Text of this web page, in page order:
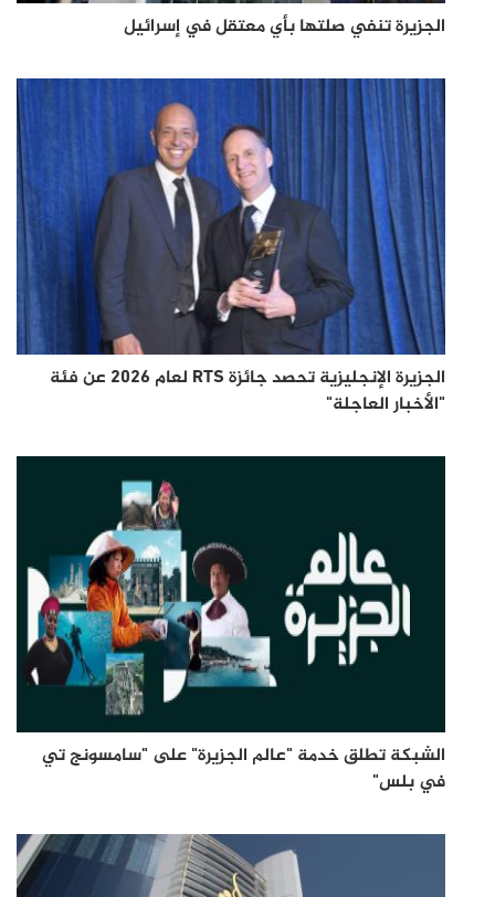
الجزيرة تنفي صلتها بأي معتقل في إسرائيل
الجزيرة الإنجليزية تحصد جائزة RTS لعام 2026 عن فئة
"الأخبار العاجلة"
الشبكة تطلق خدمة "عالم الجزيرة" على "سامسونج تي
في بلس"